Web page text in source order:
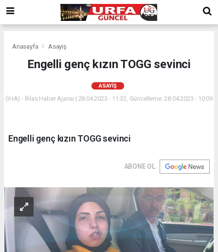
Anasayfa Asayiş
Engelli genç kızın TOGG sevinci
ASAYIŞ
(İHA) - İhlas Haber Ajansı | 28.04.2023 - 11:32, Güncelleme: 28.04.2023 - 10:09
Engelli genç kızın TOGG sevinci
ABONE OL